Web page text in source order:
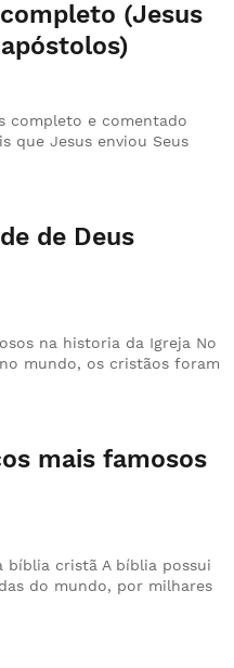
(Jesus
completo e comentado
que Jesus enviou Seus
de Deus
na historia da Igreja No
mundo, os cristãos foram
mais famosos
bíblia cristã A bíblia possui
do mundo, por milhares